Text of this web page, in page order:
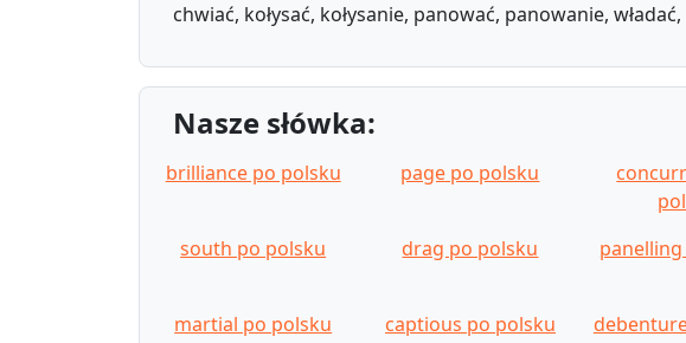
chwiać, kołysać, kołysanie, panować, panowanie, władać,
Nasze słówka:
brilliance po polsku page po polsku
south po polsku drag po polsku
martial po polsku captious po polsku